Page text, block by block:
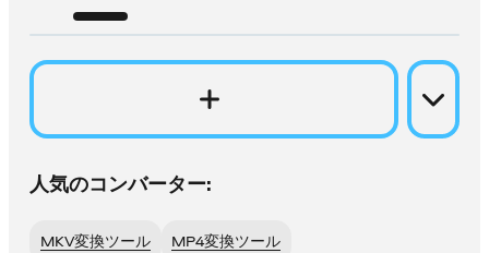
人気のコンバーター:
MKV変換ツール MP4変換ツール